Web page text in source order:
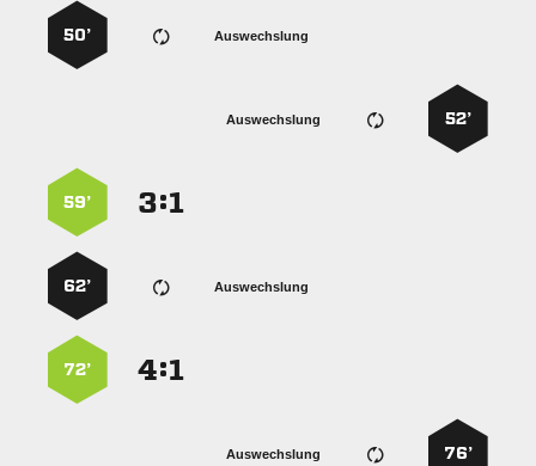
Auswechslung
50’
52’
Auswechslung
:
59’
Auswechslung
62’
:
72’
76’
Auswechslung